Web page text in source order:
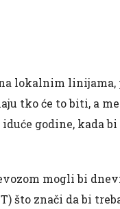
na lokalnim
tko će to biti, a
godine, kada
mogli bi
što znači da bi